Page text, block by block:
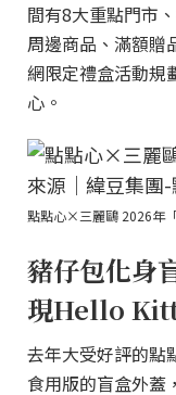
間有8大重點門市
周邊商品、滿額贈
網限定禮盒活動規
心。
點點心×三麗鷗 2026年
豬仔包化身
現Hello
去年大受好評的點
食用版的盲盒外蓋